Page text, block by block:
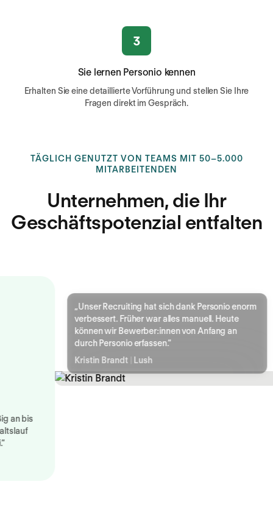
Sie lernen Personio kennen
Erhalten Sie eine detaillierte Vorführung und stellen Sie Ihre
Fragen direkt im Gespräch.
TÄGLICH GENUTZT VON TEAMS MIT 50–5.000
MITARBEITENDEN
Unternehmen, die Ihr
Geschäftspotenzial entfalten
an bis
Unser Recruiting hat sich dank Personio enorm
verbessert. Früher war alles manuell. Heute
können wir Bewerber:innen von Anfang an
durch Personio erfassen.“
Kristin Brandt|Lush